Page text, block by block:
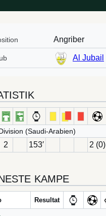
Angriber
Al Jubail
(Saudi-Arabien)
2 153′ 2 (0)
KAMPE
Resultat